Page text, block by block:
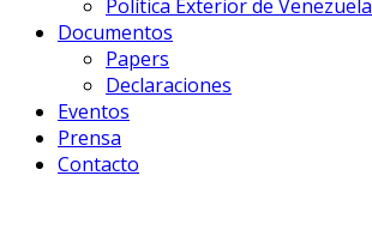
Política Exterior de Venezuela
Documentos
Papers
Declaraciones
Eventos
Prensa
Contacto